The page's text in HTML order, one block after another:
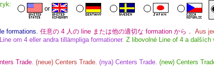
or
formations. 任意の 4 人の line または他の適切な formation から． Aus
om 4 eller andra tillämpliga formationer. Z libovolné Line of 4 a dalších
Trade. (neue) Centers Trade. (nya) Centers Trade. (new) Centers